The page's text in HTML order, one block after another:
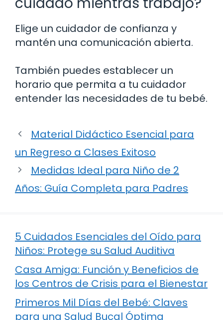
Elige un cuidador de confianza y
mantén una comunicación abierta.
También puedes establecer un
horario que permita a tu cuidador
entender las necesidades de tu bebé.
Material Didáctico Esencial para
un Regreso a Clases Exitoso
Medidas Ideal para Niño de 2
Años: Guía Completa para Padres
5 Cuidados Esenciales del Oído para
Niños: Protege su Salud Auditiva
Casa Amiga: Función y Beneficios de
los Centros de Crisis para el Bienestar
Primeros Mil Días del Bebé: Claves
para una Salud Bucal Óptima